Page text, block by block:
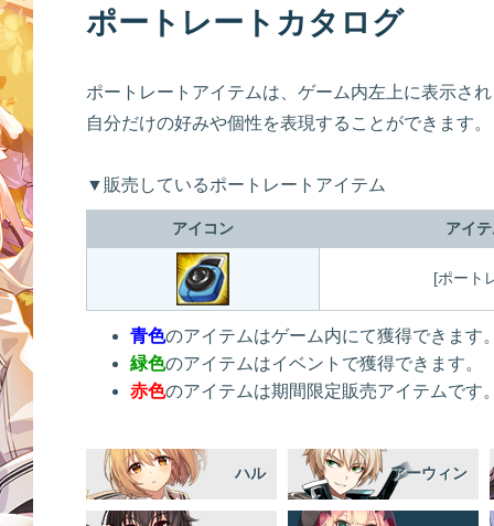
運営通信
アップ
ポートレートカタログ
ポートレートアイテムは、ゲーム内左上に表示さ
自分だけの好みや個性を表現することができます。
▼販売しているポートレートアイテム
アイコン アイ
[ポート
青色のアイテムはゲーム内にて獲得できます
緑色のアイテムはイベントで獲得できます。
赤色のアイテムは期間限定販売アイテムです
ハル アーウィン